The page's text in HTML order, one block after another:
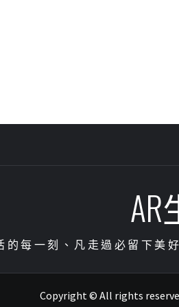
的每一刻、凡走過必留下美
Copyright © All rights